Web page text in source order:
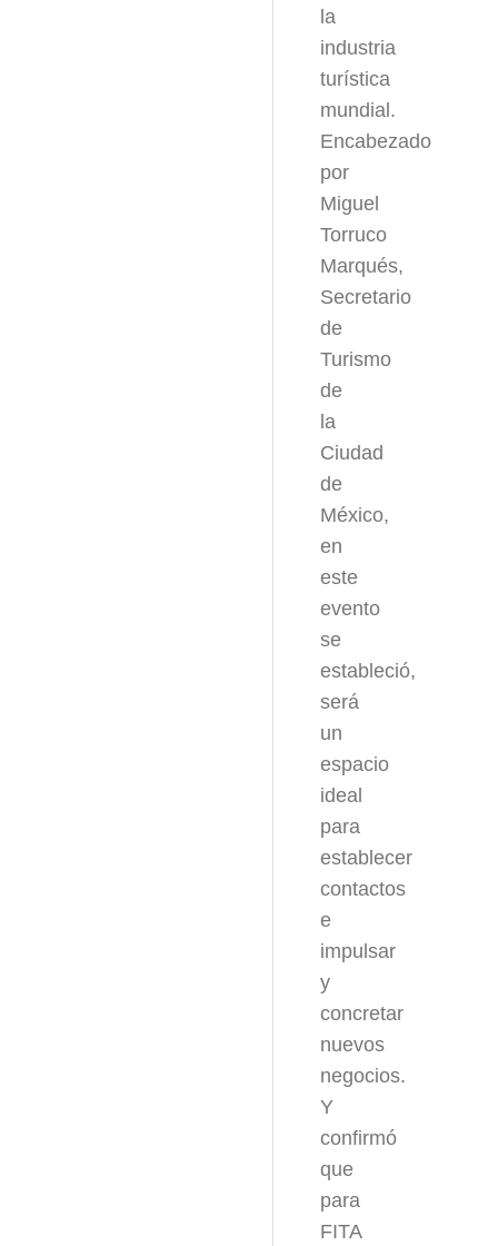
la
industria
turística
mundial.
Encabezado
por
Miguel
Torruco
Marqués,
Secretario
de
Turismo
de
la
Ciudad
de
México,
en
este
evento
se
estableció,
será
un
espacio
ideal
para
establecer
contactos
e
impulsar
y
concretar
nuevos
negocios.
Y
confirmó
que
para
FITA